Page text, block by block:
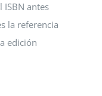
antes
la referencia
edición